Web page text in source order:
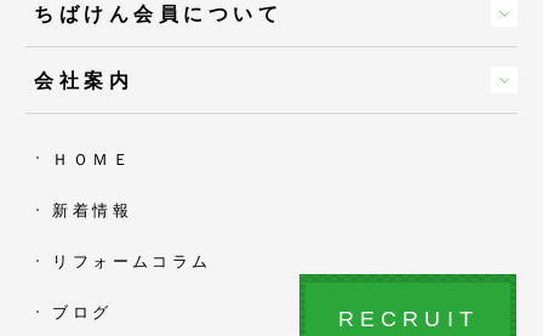
ちばけん会員について
会社案内
ＨＯＭＥ
新着情報
リフォームコラム
ブログ RECRUIT